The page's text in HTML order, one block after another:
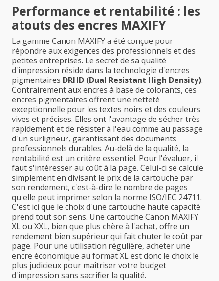
Performance et rentabilité : les
atouts des encres MAXIFY
La gamme Canon MAXIFY a été conçue pour
répondre aux exigences des professionnels et des
petites entreprises. Le secret de sa qualité
d'impression réside dans la technologie d'encres
pigmentaires DRHD (Dual Resistant High Density).
Contrairement aux encres à base de colorants, ces
encres pigmentaires offrent une netteté
exceptionnelle pour les textes noirs et des couleurs
vives et précises. Elles ont l'avantage de sécher très
rapidement et de résister à l'eau comme au passage
d'un surligneur, garantissant des documents
professionnels durables. Au-delà de la qualité, la
rentabilité est un critère essentiel. Pour l'évaluer, il
faut s'intéresser au coût à la page. Celui-ci se calcule
simplement en divisant le prix de la cartouche par
son rendement, c'est-à-dire le nombre de pages
qu'elle peut imprimer selon la norme ISO/IEC 24711.
C'est ici que le choix d'une cartouche haute capacité
prend tout son sens. Une cartouche Canon MAXIFY
XL ou XXL, bien que plus chère à l'achat, offre un
rendement bien supérieur qui fait chuter le coût par
page. Pour une utilisation régulière, acheter une
encre économique au format XL est donc le choix le
plus judicieux pour maîtriser votre budget
d'impression sans sacrifier la qualité.